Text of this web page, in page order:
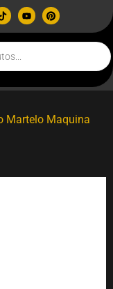
Martelo Maquina